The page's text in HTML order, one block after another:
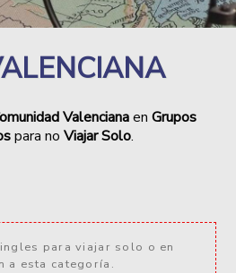
Valencianaen Grupos
para no Viajar Solo.
para viajar solo o en
a esta categoría.